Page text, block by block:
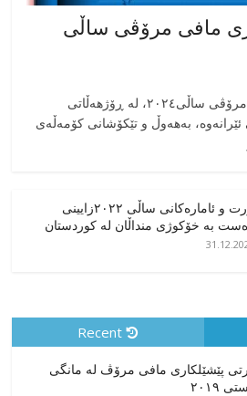
مافی مرۆڤی ساڵی
‎ڕاپۆرتی پێشێلکاری مافی مرۆڤی ساڵی٢٠٢٤، له ڕۆژهەڵاتی
کوردستان له لایەن ڕژێمی ئێرانەوە، بە‎هەوڵ و تێکۆشانی کۆمەڵەی
ڕاپۆرت و ئامارەکانی ساڵی ٢٠٢٢زایینی
بە خۆکوژی منداڵان لە کوردستان
Recent
پێشێلكاری مافی مرۆڤ له‌ مانگی
٢٠١٩